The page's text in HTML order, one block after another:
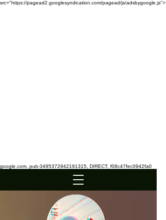
src="https://pagead2.googlesyndication.com/pagead/js/adsbygoogle.js">
google.com, pub-3495372942191315, DIRECT, f08c47fec0942fa0